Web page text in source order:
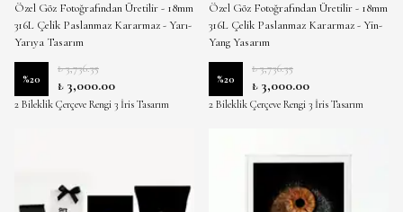
Özel Göz Fotoğrafından Üretilir - 18mm
316L Çelik Paslanmaz Kararmaz - Yarı-
Yarıya Tasarım
%20
₺ 3,736.35
₺ 3,000.00
2 Bileklik Çerçeve Rengi 3 İris Tasarım
Özel Göz Fotoğrafından Üretilir - 18mm
316L Çelik Paslanmaz Kararmaz - Yin-
Yang Yasarım
%20
₺ 3,736.35
₺ 3,000.00
2 Bileklik Çerçeve Rengi 3 İris Tasarım